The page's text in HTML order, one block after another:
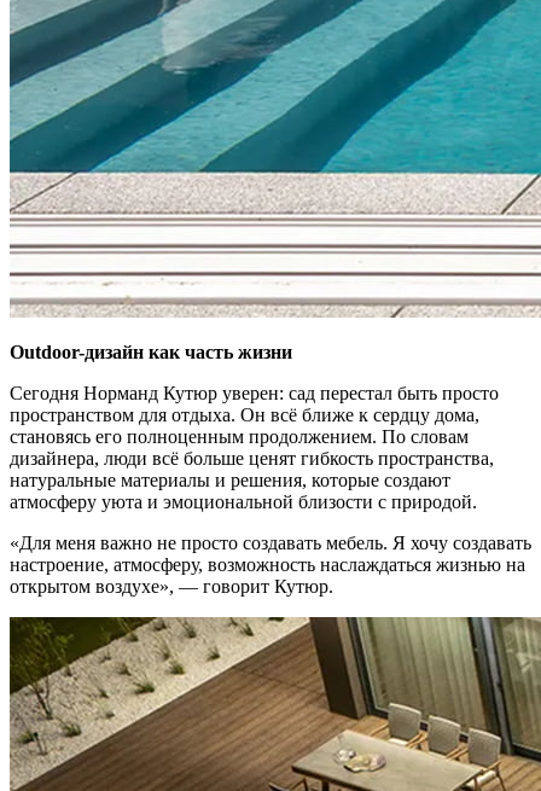
Outdoor-дизайн как часть жизни
Сегодня Норманд Кутюр уверен: сад перестал быть просто
пространством для отдыха. Он всё ближе к сердцу дома,
становясь его полноценным продолжением. По словам
дизайнера, люди всё больше ценят гибкость пространства,
натуральные материалы и решения, которые создают
атмосферу уюта и эмоциональной близости с природой.
«Для меня важно не просто создавать мебель. Я хочу создавать
настроение, атмосферу, возможность наслаждаться жизнью на
открытом воздухе», — говорит Кутюр.